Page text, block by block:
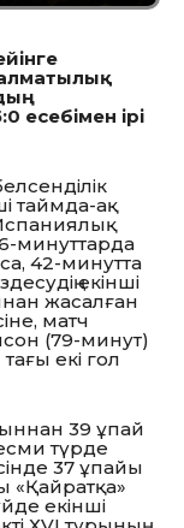
есебімен ірі
таймда-ақ
минуттарда
42-минутта
екінші
жасалған
матч
(79-минут)
екі гол
39 ұпай
түрде
37 ұпайы
«Қайратқа»
екінші